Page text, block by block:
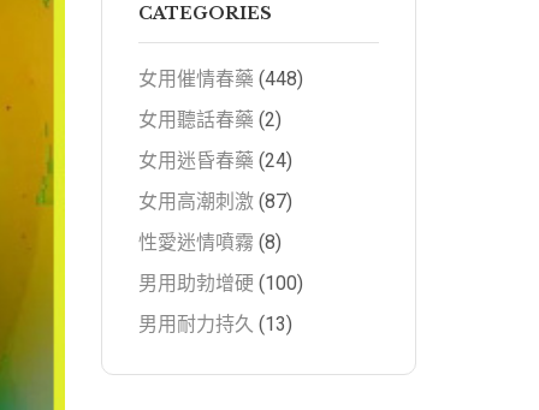
CATEGORIES
女用催情春藥 (448)
女用聽話春藥 (2)
女用迷昏春藥 (24)
女用高潮刺激(87)
性愛迷情噴霧 (8)
男用助勃增硬 (100)
男用耐力持久 (13)